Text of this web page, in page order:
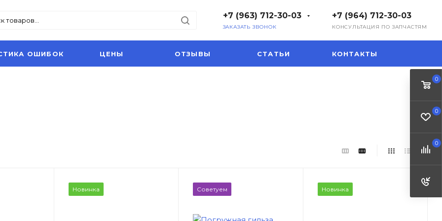
+7 (963) 712-30-03
ЗАКАЗАТЬ ЗВОНОК
+7 (964) 712-30-03
КОНСУЛЬТАЦИЯ ПО ЗАПЧАСТЯМ
ОШИБОК ЦЕНЫ ОТЗЫВЫ СТАТЬИ КОНТАКТЫ
Новинка Советуем Новинка
0
0
0